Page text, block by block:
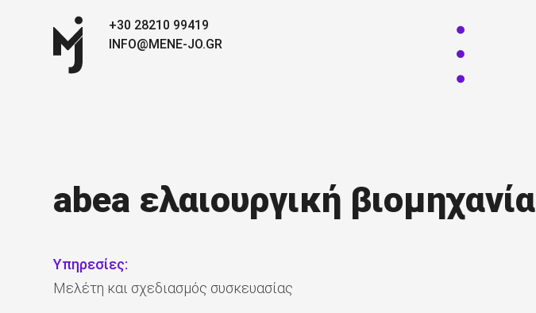
+30 28210 99419
INFO@MENE-JO.GR
abea ελαιουργική βιομηχανία
Υπηρεσίες:
Μελέτη και σχεδιασμός συσκευασίας